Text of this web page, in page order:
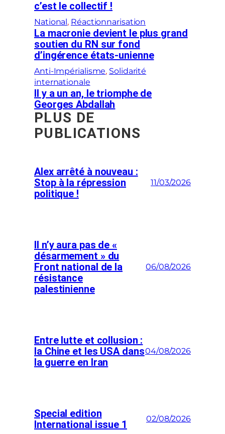
c’est le collectif !
National, Réactionnarisation
La macronie devient le plus grand
soutien du RN sur fond
d’ingérence états-unienne
Anti-Impérialisme, Solidarité
internationale
Il y a un an, le triomphe de
Georges Abdallah
PLUS DE
PUBLICATIONS
Alex arrêté à nouveau :
Stop à la répression
politique !
11/03/2026
Il n’y aura pas de «
désarmement » du
Front national de la
résistance
palestinienne
06/08/2026
Entre lutte et collusion :
la Chine et les USA dans
la guerre en Iran
04/08/2026
Special edition
International issue 1
02/08/2026